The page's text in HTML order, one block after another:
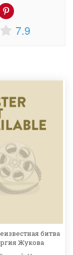
7.9
битва
Жукова